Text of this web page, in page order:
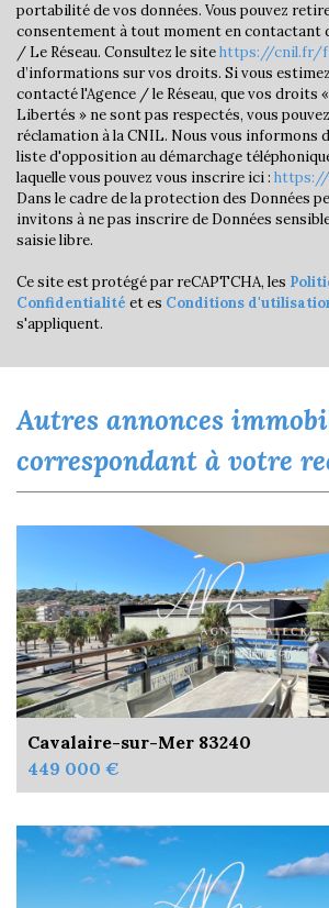
Habitants de 25 à 55 ans
Habitants de plus de 55 ans
Nombre d'enfants par famille
Familles sans enfant
Familles avec 1 ou 2 enfants
Maisons
Appartements
portabilité de vos données. Vous pouvez
consentement à tout moment en contactant
/ Le Réseau. Consultez le sitehttps://cnil.fr/
d’informations sur vos droits. Si vous
contacté l'Agence / le Réseau, que vos droits
Libertés » ne sont pas respectés, vous
réclamation à la CNIL. Nous vous informons
liste d'opposition au démarchage
laquelle vous pouvez vous inscrire ici : https://
Dans le cadre de la protection des Données
invitons à ne pas inscrire de Données
saisie libre.
Ce site est protégé par reCAPTCHA, les
Confidentialité et es Conditions
s'appliquent.
autres annonces immobilières
correspondant à votre
Cavalaire-sur-Mer 83240
449 000 €